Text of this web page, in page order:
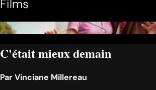
Films
C'était mieux demain
ParVinciane Millereau